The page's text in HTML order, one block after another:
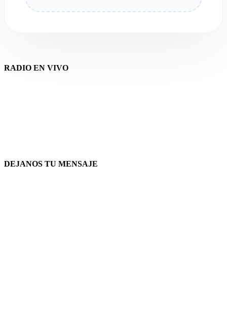
RADIO EN VIVO
DEJANOS TU MENSAJE